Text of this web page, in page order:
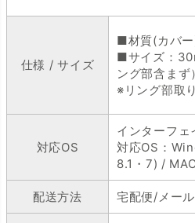
仕様 / サイズ
■材質(カバ
■サイズ：
ング部含まず）
※リング部取
対応OS
インターフ
対応OS：
8.1・7) /
配送方法 宅配便/メー